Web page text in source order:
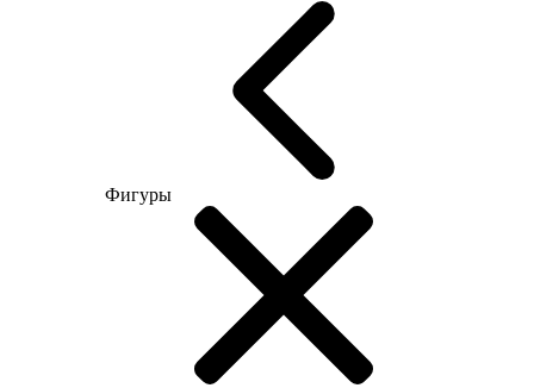
Фигуры